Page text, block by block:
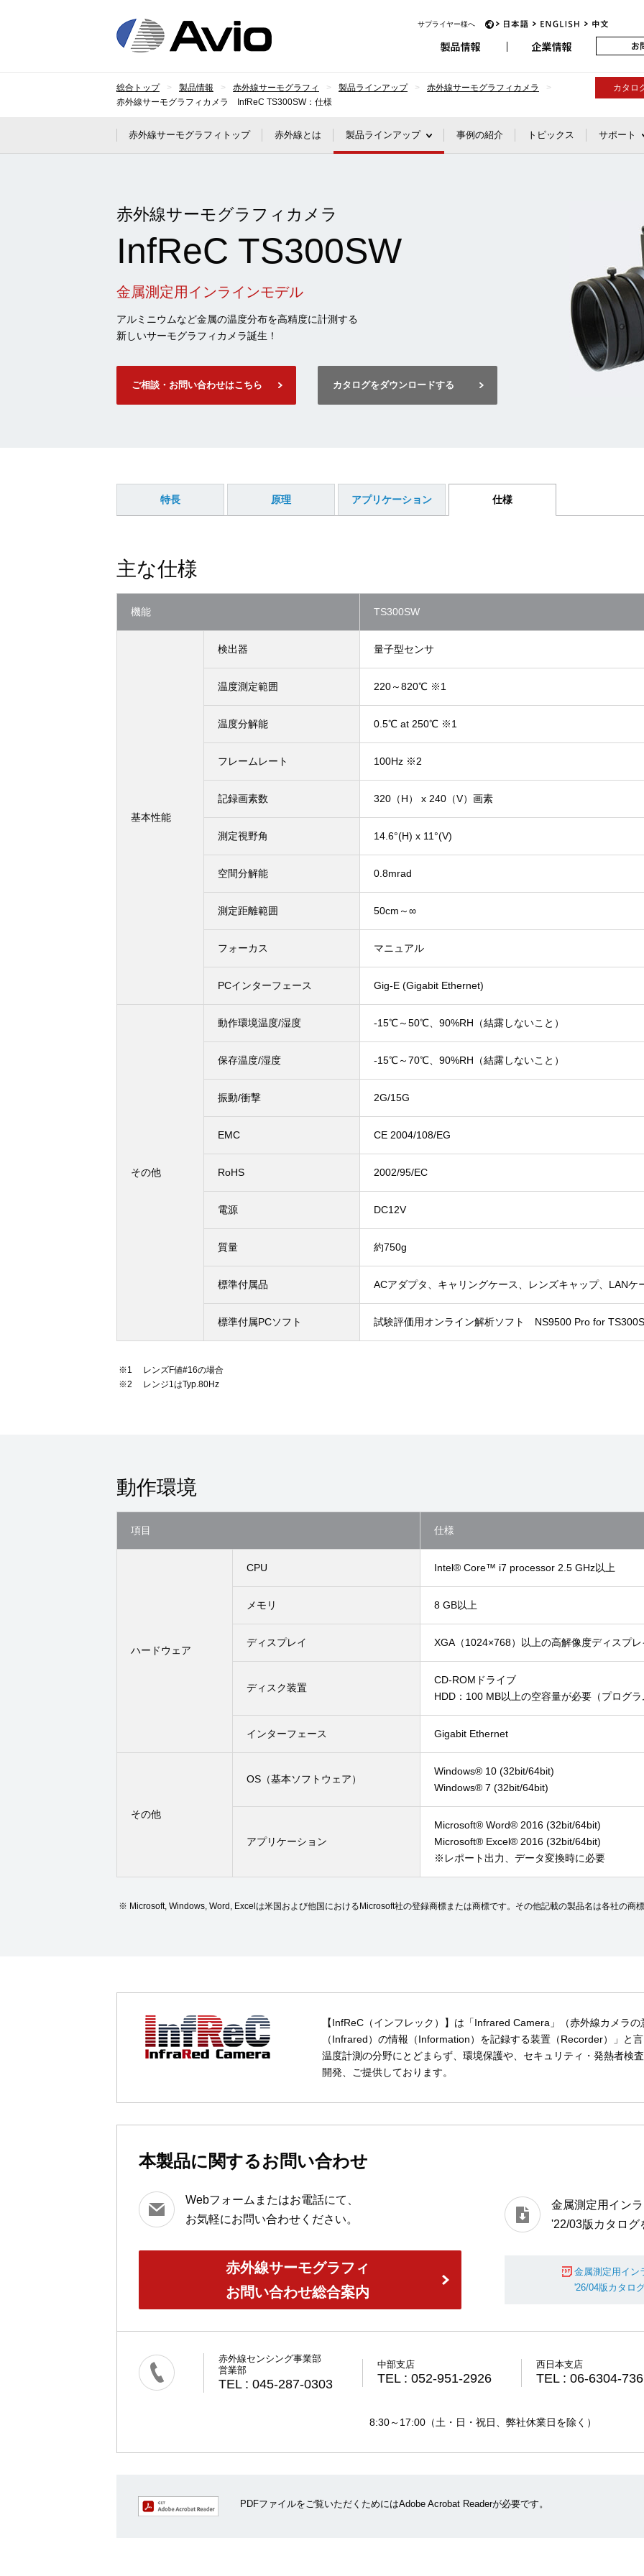
サプライヤー様へ JP EN
総合トップ 製品情報 赤外線サーモグラフィ 製品ラインアップ
赤外線サーモグラフィカメラ
赤外線サーモグラフィカメラ InfReC TS300SW：仕様
カタロ
赤外線サーモグラフィトップ 赤外線とは 製品ラインアップ 事例の紹介 トピックス サポート
赤外線サーモグラフィカメラ
InfReC TS300SW
金属測定用インラインモデル
アルミニウムなど金属の温度分布を高精度に計測する
新しいサーモグラフィカメラ誕生！
ご相談・お問い合わせはこちら カタログをダウンロードする
特長 原理 アプリケーション 仕様
主な仕様
機能 TS300SW
基本性能
検出器 量子型センサ
温度測定範囲 220～820℃ ※1
温度分解能 0.5℃ at 250℃ ※1
フレームレート 100Hz ※2
記録画素数 320（H） x 240（V）画素
測定視野角 14.6°(H) x 11°(V)
空間分解能 0.8mrad
測定距離範囲 50cm～∞
フォーカス マニュアル
PCインターフェース Gig-E (Gigabit Ethernet)
その他
動作環境温度/湿度 -15℃～50℃、90%RH（結露しないこと）
保存温度/湿度 -15℃～70℃、90%RH（結露しないこと）
振動/衝撃 2G/15G
EMC CE 2004/108/EG
RoHS 2002/95/EC
電源 DC12V
質量 約750g
標準付属品 ACアダプタ、キャリングケース、レンズキャップ、LANケ
標準付属PCソフト 試験評価用オンライン解析ソフト NS9500 Pro for
レンズF値#16の場合
レンジ1はTyp.80Hz
動作環境
項目 仕様
ハードウェア
CPU Intel® Core™ i7 processor 2.5 GHz以上
メモリ 8 GB以上
ディスプレイ XGA（1024×768）以上の高解像度ディスプレ
ディスク装置
CD-ROMドライブ
HDD：100 MB以上の空容量が必要（プログ
インターフェース Gigabit Ethernet
その他
OS（基本ソフトウェア）
Windows® 10 (32bit/64bit)
Windows® 7 (32bit/64bit)
アプリケーション
Microsoft® Word® 2016 (32bit/64bit)
Microsoft® Excel® 2016 (32bit/64bit)
※レポート出力、データ変換時に必要
Microsoft, Windows, Word, Excelは米国および他国におけるMicrosoft社の登録商標または商標です。その他記載の製品名は各社の商
【InfReC（インフレック）】は「Infrared Camera」（赤外線カメラ
（Infrared）の情報（Information）を記録する装置（Recorder）」と
温度計測の分野にとどまらず、環境保護や、セキュリティ・発熱者検
開発、ご提供しております。
本製品に関するお問い合わせ
Webフォームまたはお電話にて、
お気軽にお問い合わせください。
赤外線サーモグラフィ
お問い合わせ総合案内
金属測定用イン
'22/03版カタログ
金属測定用イン
'26/04版カタロ
赤外線センシング事業部
営業部
TEL : 045-287-0303
中部支店
TEL : 052-951-2926
西日本支店
TEL : 06-6304-
8:30～17:00（土・日・祝日、弊社休業日を除く）
PDFファイルをご覧いただくためにはAdobe Acrobat Readerが必要です。